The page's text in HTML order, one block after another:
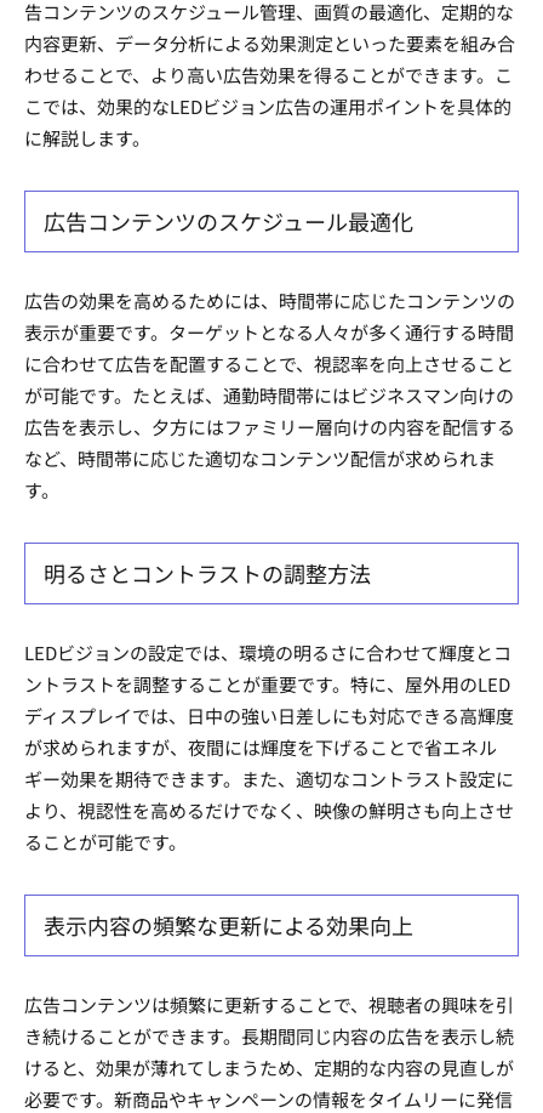
告コンテンツのスケジュール管理、画質の最適化、定期的な
内容更新、データ分析による効果測定といった要素を組み合
わせることで、より高い広告効果を得ることができます。こ
こでは、効果的なLEDビジョン広告の運用ポイントを具体的
に解説します。
広告コンテンツのスケジュール最適化
広告の効果を高めるためには、時間帯に応じたコンテンツの
表示が重要です。ターゲットとなる人々が多く通行する時間
に合わせて広告を配置することで、視認率を向上させること
が可能です。たとえば、通勤時間帯にはビジネスマン向けの
広告を表示し、夕方にはファミリー層向けの内容を配信する
など、時間帯に応じた適切なコンテンツ配信が求められま
す。
明るさとコントラストの調整方法
LEDビジョンの設定では、環境の明るさに合わせて輝度とコ
ントラストを調整することが重要です。特に、屋外用のLED
ディスプレイでは、日中の強い日差しにも対応できる高輝度
が求められますが、夜間には輝度を下げることで省エネル
ギー効果を期待できます。また、適切なコントラスト設定に
より、視認性を高めるだけでなく、映像の鮮明さも向上させ
ることが可能です。
表示内容の頻繁な更新による効果向上
広告コンテンツは頻繁に更新することで、視聴者の興味を引
き続けることができます。長期間同じ内容の広告を表示し続
けると、効果が薄れてしまうため、定期的な内容の見直しが
必要です。新商品やキャンペーンの情報をタイムリーに発信